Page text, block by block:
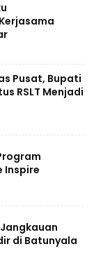
Pusat, Bupati
RSLT Menjadi
Inspire
di Batunyala